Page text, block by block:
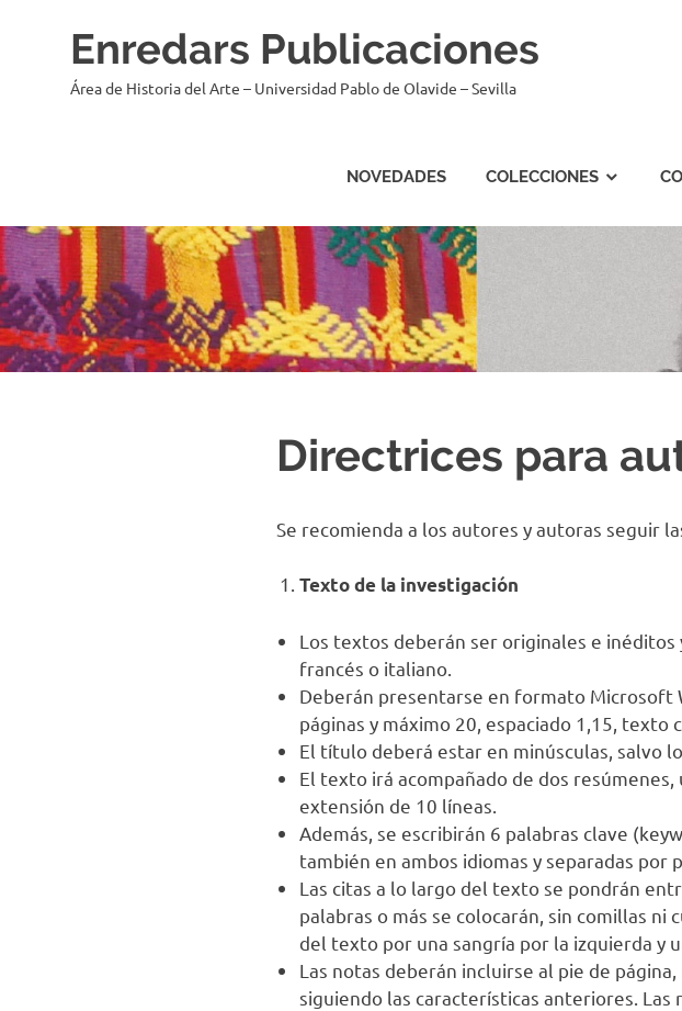
contenidoEnredars Publicaciones
Área de Historia del Arte – Universidad Pablo de Olavide – Sevilla
NOVEDADES COLECCIONES
Directrices para
Se recomienda a los autores y autoras seguir
Texto de la investigación
Los textos deberán ser originales e
francés o italiano.
Deberán presentarse en formato Microsoft
páginas y máximo 20, espaciado 1,15, texto
El título deberá estar en minúsculas, salvo
El texto irá acompañado de dos
extensión de 10 líneas.
Además, se escribirán 6 palabras clave
también en ambos idiomas y separadas por
Las citas a lo largo del texto se pondrán
palabras o más se colocarán, sin comillas
del texto por una sangría por la izquierda y
Las notas deberán incluirse al pie de
siguiendo las características anteriores.